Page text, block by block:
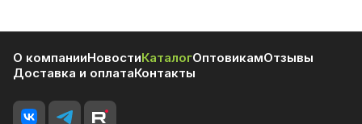
О компанииНовостиКаталогОптовикамОтзывы
Доставка и оплатаКонтакты